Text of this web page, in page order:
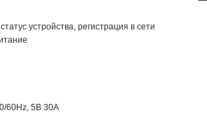
устройства, регистрация в сети
60Hz, 5В 30A